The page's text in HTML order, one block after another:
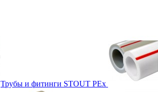
Трубы и фитинги STOUT PEx